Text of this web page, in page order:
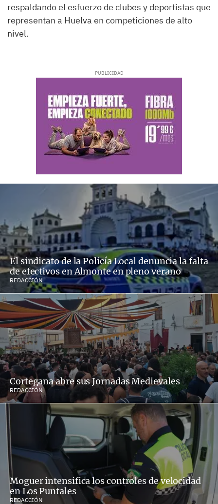
respaldando el esfuerzo de clubes y deportistas que
representan a Huelva en competiciones de alto
nivel.
El sindicato de la Policía Local denuncia la falta
de efectivos en Almonte en pleno verano
REDACCIÓN
Cortegana abre sus Jornadas Medievales
REDACCIÓN
Moguer intensifica los controles de velocidad
en Los Puntales
REDACCIÓN